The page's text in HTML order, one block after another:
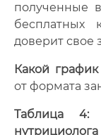
полученные
бесплатных
доверит свое
Какой
от формата
Таблица 4:
нутрициолога